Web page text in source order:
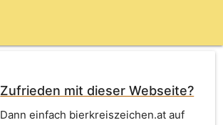
Zufrieden mit dieser Webseite?
Dann einfach bierkreiszeichen.at auf